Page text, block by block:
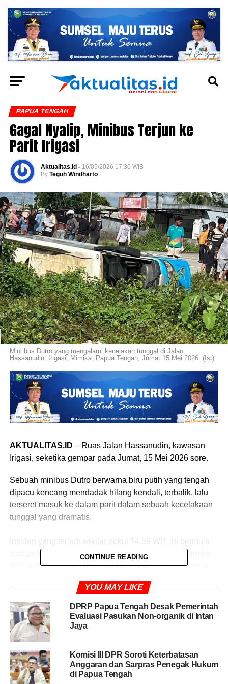
PAPUA TENGAH
Gagal Nyalip, Minibus Terjun ke
Parit Irigasi
Aktualitas.id - 16/05/2026 17:30 WIB
By Teguh Windharto
Mini bus Dutro yang mengalami kecelakan tunggal di Jalan
Hassanudin, Irigasi, Mimika, Papua Tengah, Jumat 15 Mei 2026. (Ist).
AKTUALITAS.ID – Ruas Jalan Hassanudin, kawasan
Irigasi, seketika gempar pada Jumat, 15 Mei 2026 sore.
Sebuah minibus Dutro berwarna biru putih yang tengah
dipacu kencang mendadak hilang kendali, terbalik, lalu
terseret masuk ke dalam parit dalam sebuah kecelakaan
tunggal yang dramatis.
saat pengemudi berinisial SYW memacu kendaraannya
dari arah lampu merah pertigaan Jalan WR Soepratman
Petaka datang saat minibus tersebut mencoba menyalip
kendaraan di depannya dengan kecepatan tinggi.
Kasi Humas Polres Mimika, Iptu Hempy Ona,
mengonfirmasi bahwa Satlantas telah melakukan olah
Tempat Kejadian Perkara (TKP). Faktor kecepatan
menjadi sorotan utama dalam kecelakaan ini.
CONTINUE READING
YOU MAY LIKE
DPRP Papua Tengah Desak Pemerintah
Evaluasi Pasukan Non-organik di Intan
Jaya
Komisi III DPR Soroti Keterbatasan
Anggaran dan Sarpras Penegak Hukum
di Papua Tengah